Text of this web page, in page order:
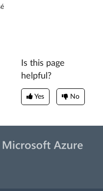
Is this page
helpful?
Yes No